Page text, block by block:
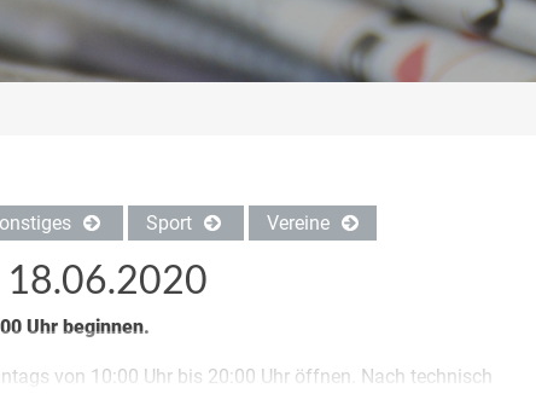
Sport Vereine
18.06.2020
Uhr beginnen.
von 10:00 Uhr bis 20:00 Uhr öffnen. Nach technisch